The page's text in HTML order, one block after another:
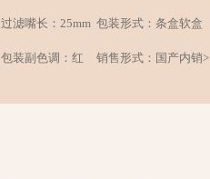
过滤嘴长：25mm 包装形式：条盒软盒
包装副色调：红 销售形式：国产内销>